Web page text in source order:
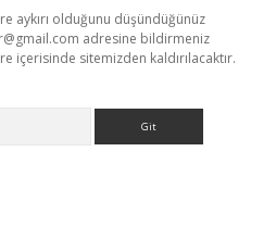
aykırı olduğunu düşündüğünüz
adresine bildirmeniz
içerisinde sitemizden kaldırılacaktır.